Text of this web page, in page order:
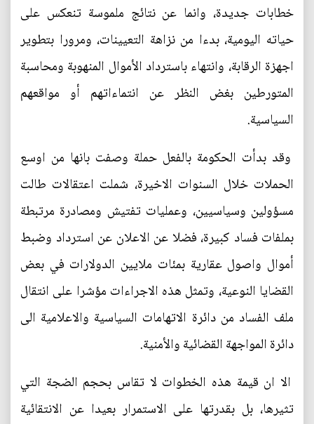
خطابات جديدة، وانما عن نتائج ملموسة تنعكس على
حياته اليومية، بدءا من نزاهة التعيينات، ومرورا بتطوير
اجهزة الرقابة، وانتهاء باسترداد الأموال المنهوبة ومحاسبة
المتورطين بغض النظر عن انتماءاتهم أو مواقعهم
السياسية.
وقد بدأت الحكومة بالفعل حملة وصفت بانها من اوسع
الحملات خلال السنوات الاخيرة، شملت اعتقالات طالت
مسؤولين وسياسيين، وعمليات تفتيش ومصادرة مرتبطة
بملفات فساد كبيرة، فضلا عن الاعلان عن استرداد وضبط
أموال واصول عقارية بمئات ملايين الدولارات في بعض
القضايا النوعية، وتمثل هذه الاجراءات مؤشرا على انتقال
ملف الفساد من دائرة الاتهامات السياسية والاعلامية الى
دائرة المواجهة القضائية والأمنية.
الا ان قيمة هذه الخطوات لا تقاس بحجم الضجة التي
تثيرها، بل بقدرتها على الاستمرار بعيدا عن الانتقائية